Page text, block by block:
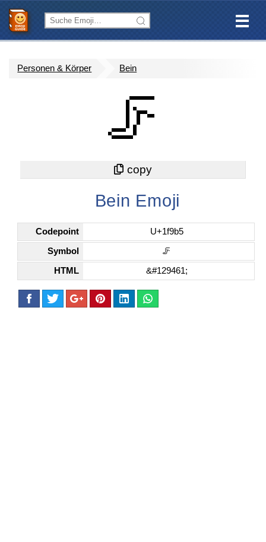
Personen & Körper Bein
🦵
Bein Emoji
Codepoint U+1f9b5
Symbol 🦵
HTML &#129461;